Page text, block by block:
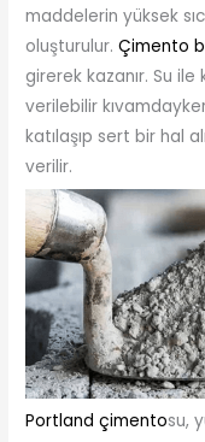
maddelerin yüksek
oluşturulur.Çimento
girerek kazanır. Su ile
verilebilir
katılaşıp sert bir hal
verilir.
Portland çimentosu,